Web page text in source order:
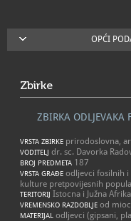
OPĆI
Zbirke
ZBIRKA
VRSTA ZBIRKE prirodoslovna,
VODITELJ dr. sc. Davorka
BROJ PREDMETA 187
VRSTA GRAĐE odljevci fosilnih
kulture pretpovijesnih
TERITORIJ Istocna i Južna
VREMENSKO RAZDOBLJE od
MATERIJAL odljevci (gipsani,